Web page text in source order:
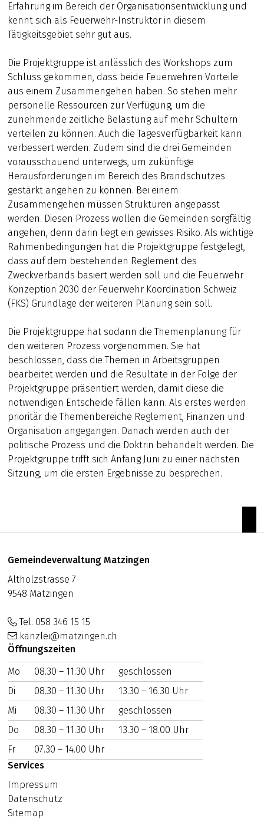
Erfahrung im Bereich der Organisationsentwicklung und
kennt sich als Feuerwehr-Instruktor in diesem
Tätigkeitsgebiet sehr gut aus.
Die Projektgruppe ist anlässlich des Workshops zum
Schluss gekommen, dass beide Feuerwehren Vorteile
aus einem Zusammengehen haben. So stehen mehr
personelle Ressourcen zur Verfügung, um die
zunehmende zeitliche Belastung auf mehr Schultern
verteilen zu können. Auch die Tagesverfügbarkeit kann
verbessert werden. Zudem sind die drei Gemeinden
vorausschauend unterwegs, um zukünftige
Herausforderungen im Bereich des Brandschutzes
gestärkt angehen zu können. Bei einem
Zusammengehen müssen Strukturen angepasst
werden. Diesen Prozess wollen die Gemeinden sorgfältig
angehen, denn darin liegt ein gewisses Risiko. Als wichtige
Rahmenbedingungen hat die Projektgruppe festgelegt,
dass auf dem bestehenden Reglement des
Zweckverbands basiert werden soll und die Feuerwehr
Konzeption 2030 der Feuerwehr Koordination Schweiz
(FKS) Grundlage der weiteren Planung sein soll.
Die Projektgruppe hat sodann die Themenplanung für
den weiteren Prozess vorgenommen. Sie hat
beschlossen, dass die Themen in Arbeitsgruppen
bearbeitet werden und die Resultate in der Folge der
Projektgruppe präsentiert werden, damit diese die
notwendigen Entscheide fällen kann. Als erstes werden
prioritär die Themenbereiche Reglement, Finanzen und
Organisation angegangen. Danach werden auch der
politische Prozess und die Doktrin behandelt werden. Die
Projektgruppe trifft sich Anfang Juni zu einer nächsten
Sitzung, um die ersten Ergebnisse zu besprechen.
Footer
Adresse
Gemeindeverwaltung Matzingen
Altholzstrasse 7
9548 Matzingen
Tel. 058 346 15 15
kanzlei@matzingen.ch
Öffnungszeiten
WOCHENTAG VORMITTAG NACHMITTAG
Mo 08.30 – 11.30 Uhr
geschlossen
Di
08.30 – 11.30 Uhr
13.30 – 16.30 Uhr
Mi
08.30 – 11.30 Uhr
geschlossen
Do
08.30 – 11.30 Uhr
13.30 – 18.00 Uhr
Fr
07.30 – 14.00 Uhr
Services
Impressum
Datenschutz
Sitemap